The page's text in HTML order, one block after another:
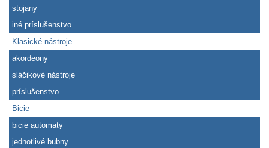
stojany
iné príslušenstvo
Klasické nástroje
akordeony
sláčikové nástroje
príslušenstvo
Bicie
bicie automaty
jednotlivé bubny